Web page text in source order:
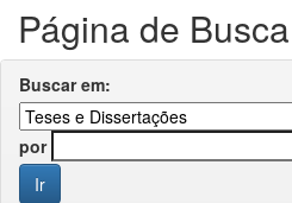
Página de Busca
Buscar em:
por